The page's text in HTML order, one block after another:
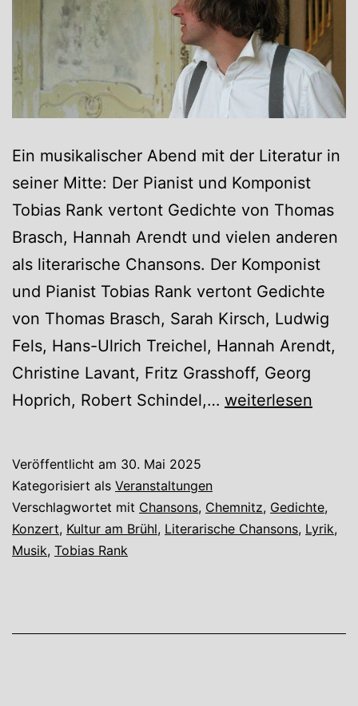
Ein musikalischer Abend mit der Literatur in
seiner Mitte: Der Pianist und Komponist
Tobias Rank vertont Gedichte von Thomas
Brasch, Hannah Arendt und vielen anderen
als literarische Chansons. Der Komponist
und Pianist Tobias Rank vertont Gedichte
von Thomas Brasch, Sarah Kirsch, Ludwig
Fels, Hans-Ulrich Treichel, Hannah Arendt,
Christine Lavant, Fritz Grasshoff, Georg
Hoprich, Robert Schindel,… Ein
sehr
glücklich
weiterlesen
Veröffentlicht am 30. Mai 2025
Kategorisiert als Veranstaltungen
Verschlagwortet mit Chansons, Chemnitz, Gedichte,
Konzert, Kultur am Brühl, Literarische Chansons, Lyrik,
Musik, Tobias Rank